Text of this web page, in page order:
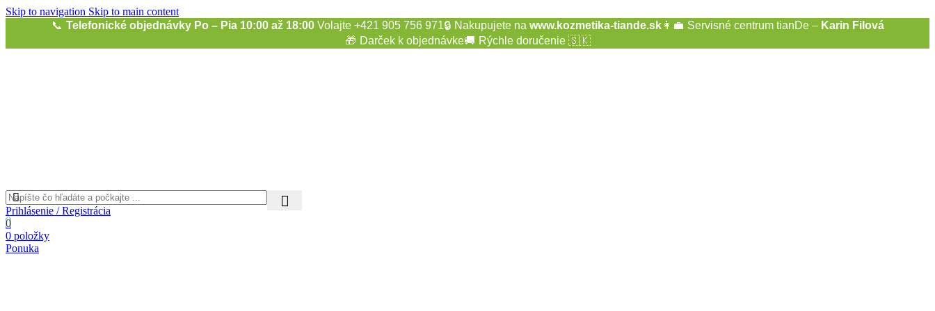
Skip to navigation Skip to main content
📞 Telefonické objednávky Po – Pia 10:00 až 18:00Volajte +421 905 756 971🔒 Nakupujete na www.kozmetika-tiande.sk👩‍💼 Servisné centrum tianDe – Karin Filová
🎁 Darček k objednávke🚚 Rýchle doručenie 🇸🇰
Prihlásenie / Registrácia
0
0 položky
Ponuka